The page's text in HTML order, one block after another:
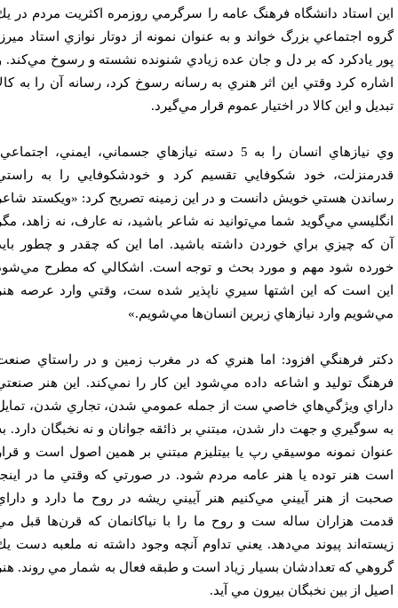
استاد دانشگاه فرهنگ عامه را سرگرمي روزمره اكثريت مردم در يك
اجتماعي بزرگ خواند و به عنوان نمونه از دوتار نوازي استاد ميرزا
يادكرد كه بر دل و جان عده زيادي شنونده نشسته و رسوخ مي‌كند. و
كرد وقتي اين اثر هنري به رسانه رسوخ كرد، رسانه آن را به كالا
و اين كالا در اختيار عموم قرار مي‌گيرد.
وي نيازهاي انسان را به 5 دسته نيازهاي جسماني، ايمني، اجتماعي،
خود شكوفايي تقسيم كرد و خودشكوفايي را به راستي
هستي خويش دانست و در اين زمينه تصريح كرد: «ويكستد شاعر
مي‌گويد شما مي‌توانيد نه شاعر باشيد، نه عارف، نه زاهد، مگر
كه چيزي براي خوردن داشته باشيد. اما اين كه چقدر و چطور بايد
شود مهم و مورد بحث و توجه است. اشكالي كه مطرح مي‌شود
است كه اين اشتها سيري ناپذير شده ست، وقتي وارد عرصه هنر
وارد نيازهاي زبرين انسان‌ها مي‌شويم.»
فرهنگي افزود: اما هنري كه در مغرب زمين و در راستاي صنعت
توليد و اشاعه داده مي‌شود اين كار را نمي‌كند. اين هنر صنعتي
ويژگي‌هاي خاصي ست از جمله عمومي شدن، تجاري شدن، تمايل
سوگيري و جهت دار شدن، مبتني بر ذائقه جوانان و نه نخبگان دارد. به
نمونه موسيقي رپ يا بيتليزم مبتني بر همين اصول است و قرار
هنر توده يا هنر عامه مردم شود. در صورتي كه وقتي ما در اينجا
از هنر آييني مي‌كنيم هنر آييني ريشه در روح ما دارد و داراي
هزاران ساله ست و روح ما را با نياكانمان كه قرن‌ها قبل مي
پيوند مي‌دهد. يعني تداوم آنچه وجود داشته نه ملعبه دست يك
كه تعدادشان بسيار زياد است و طبقه فعال به شمار مي روند. هنر
از بين نخبگان بيرون مي آيد.